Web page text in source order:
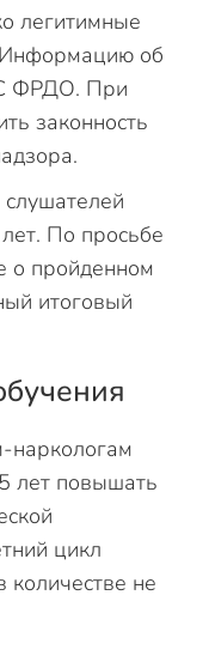
легитимные
об
ФРДО. При
законность
По просьбе
о пройденном
итоговый
наркологам
лет повышать
цикл
количестве не